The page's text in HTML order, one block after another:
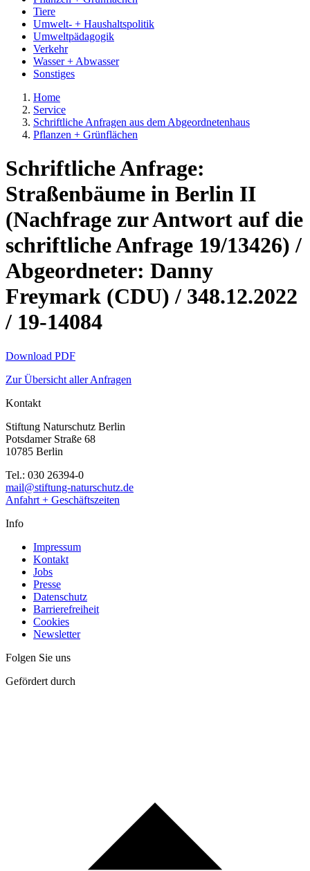
Tiere
Umwelt- + Haushaltspolitik
Umweltpädagogik
Verkehr
Wasser + Abwasser
Sonstiges
Home
Service
Schriftliche Anfragen aus dem Abgeordnetenhaus
Pflanzen + Grünflächen
Schriftliche Anfrage:
Straßenbäume in Berlin II
(Nachfrage zur Antwort auf die
schriftliche Anfrage 19/13426) /
Abgeordneter: Danny
Freymark (CDU) / 348.12.2022
/ 19-14084
Download PDF
Zur Übersicht aller Anfragen
Kontakt
Stiftung Naturschutz Berlin
Potsdamer Straße 68
10785 Berlin
Tel.: 030 26394-0
mail@stiftung-naturschutz.de
Anfahrt + Geschäftszeiten
Info
Impressum
Kontakt
Jobs
Presse
Datenschutz
Barrierefreiheit
Cookies
Newsletter
Folgen Sie uns
Gefördert durch